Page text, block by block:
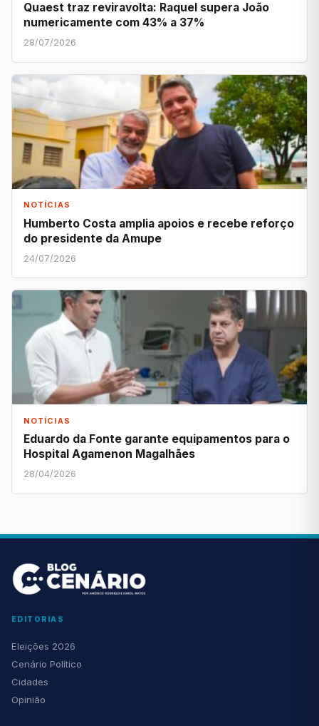
Quaest traz reviravolta: Raquel supera João
numericamente com 43% a 37%
28/07/2026
NOTÍCIAS
Humberto Costa amplia apoios e recebe reforço
do presidente da Amupe
24/07/2026
NOTÍCIAS
Eduardo da Fonte garante equipamentos para o
Hospital Agamenon Magalhães
28/04/2026
EDITORIAS
Eleições 2026
Cenário Político
Cidades
Opinião